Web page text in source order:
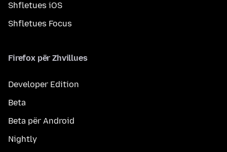
Shfletues iOS
Shfletues Focus
Firefox për Zhvillues
Developer Edition
Beta
Beta për Android
Nightly